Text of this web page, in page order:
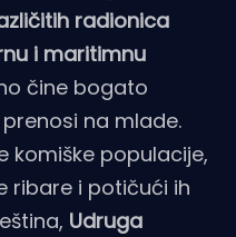
radionica
i maritimnu
čine bogato
na mlade.
komiške populacije,
ribare i potičući ih
Udruga